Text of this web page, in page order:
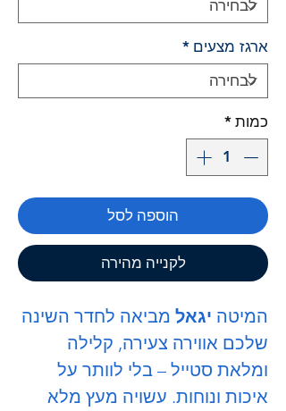
ארגז מצעים *
כמות *
הוספה לסל
לקנייה מהירה
המיטה יגאל מביאה לחדר השינה
שלכם אווירה צעירה, קלילה
ומלאת סטייל – בלי לוותר על
איכות ונוחות. עשויה מעץ מלא